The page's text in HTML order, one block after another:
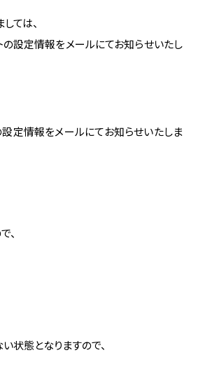
ては、
設定情報をメールにてお知らせいたし
設定情報をメールにてお知らせいたしま
、
状態となりますので、